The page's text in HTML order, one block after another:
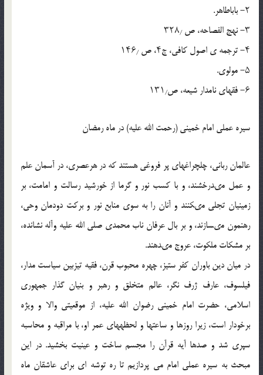
۲- باباطاهر.
۳- نهج الفصاحه، ص ۳۲۸٫
۴- ترجمه ی اصول کافی، ج۴، ص ۱۴۶٫
۵- مولوی.
۶- فقهای نامدار شیعه، ص۱۳۱٫
سیره‏ عملی امام خمینى (رحمت الله علیه) در ماه رمضان
عالمان ربانی، چلچراغ‏هاى پر فروغى هستند که در هرعصرى، در آسمان علم
و عمل مى‏درخشند، و با کسب نور و گرما از خورشید رسالت و امامت، بر
زمینیان تجلى مى‏کنند و آنان را به سوى منابع نور و برکت دودمان وحى،
رهنمون مى‏سازند، و بر بال عرفان ناب محمدى صلى الله علیه وآله نشانده،
بر مشکات ملکوت، عروج مى‏دهند.
در میان دین باوران کفر ستیز، چهره محبوب قرن، فقیه تیزبین سیاست مدار،
فیلسوف، عارف ژرف نگر، عالم متخلق و رهبر و بنیان گذار جمهورى
اسلامى، حضرت امام خمینى رضوان الله علیه، از موقعیتى والا و ویژه
برخودار است، زیرا روزها و ساعت‏ها و لحظه‏هاى عمر او، با مراقبه و محاسبه
سپرى شد و صدها آیه قرآن را مجسم ساخت و عینیت ‏بخشید. در این
مبحث به سیره عملی امام می پردازیم تا ره توشه ای برای عاشقان ماه